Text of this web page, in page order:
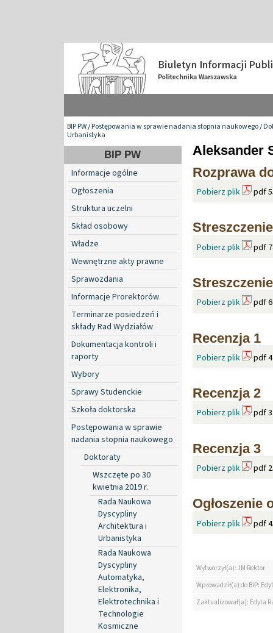
BIP PW/Postępowania w sprawie nadania stopnia naukowego/
Urbanistyka
BIP PW
Informacje ogólne
Ogłoszenia
Struktura uczelni
Skład osobowy
Władze
Wewnętrzne akty prawne
Sprawozdania
Informacje Prorektorów
Terminarze posiedzeń i
składy Rad Wydziałów
Dokumentacja kontroli i
raporty
Wybory
Sprawy Studenckie
Szkoła doktorska
Postępowania w sprawie
nadania stopnia naukowego
Doktoraty
Wszczęte po 30
kwietnia 2019 r.
Rada Naukowa
Dyscypliny
Architektura i
Urbanistyka
Rada Naukowa
Dyscypliny
Automatyka,
Elektronika,
Elektrotechnika i
Technologie
Kosmiczne
Aleksander
Rozprawa
Pobierz plik pdf
Pobierz plik pdf
Pobierz plik pdf
Recenzja 1
Pobierz plik pdf
Recenzja 2
Pobierz plik pdf
Recenzja 3
Pobierz plik pdf
Ogłoszenie
Pobierz plik pdf
Wytworzył(a): JM Rektor
Wprowadził(a) do BIP:
Zaktualizował(a): Edyta